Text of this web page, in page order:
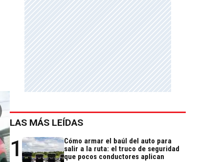
LAS MÁS LEÍDAS
1
Cómo armar el baúl del auto para
salir a la ruta: el truco de seguridad
que pocos conductores aplican